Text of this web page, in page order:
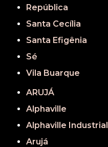
República
Santa Cecília
Santa Efigênia
Sé
Vila Buarque
ARUJÁ
Alphaville
Alphaville Industrial
Arujá